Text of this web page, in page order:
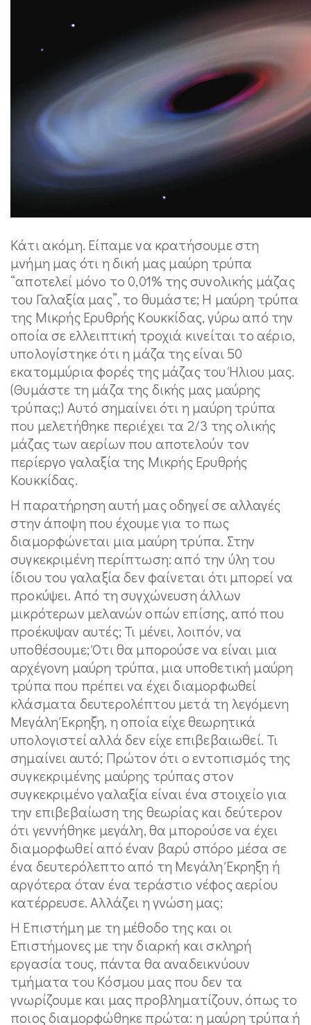
Κάτι ακόμη. Είπαμε να κρατήσουμε στη
μνήμη μας ότι η δική μας μαύρη τρύπα
“αποτελεί μόνο το 0,01% της συνολικής μάζας
του Γαλαξία μας”, το θυμάστε; Η μαύρη τρύπα
της Μικρής Ερυθρής Κουκκίδας, γύρω από την
οποία σε ελλειπτική τροχιά κινείται το αέριο,
υπολογίστηκε ότι η μάζα της είναι 50
εκατομμύρια φορές της μάζας του Ήλιου μας.
(Θυμάστε τη μάζα της δικής μας μαύρης
τρύπας;) Αυτό σημαίνει ότι η μαύρη τρύπα
που μελετήθηκε περιέχει τα 2/3 της ολικής
μάζας των αερίων που αποτελούν τον
περίεργο γαλαξία της Μικρής Ερυθρής
Κουκκίδας.
Η παρατήρηση αυτή μας οδηγεί σε αλλαγές
στην άποψη που έχουμε για το πως
διαμορφώνεται μια μαύρη τρύπα. Στην
συγκεκριμένη περίπτωση: από την ύλη του
ίδιου του γαλαξία δεν φαίνεται ότι μπορεί να
προκύψει. Από τη συγχώνευση άλλων
μικρότερων μελανών οπών επίσης, από που
προέκυψαν αυτές; Τι μένει, λοιπόν, να
υποθέσουμε; Ότι θα μπορούσε να είναι μια
αρχέγονη μαύρη τρύπα, μια υποθετική μαύρη
τρύπα που πρέπει να έχει διαμορφωθεί
κλάσματα δευτερολέπτου μετά τη λεγόμενη
Μεγάλη Έκρηξη, η οποία είχε θεωρητικά
υπολογιστεί αλλά δεν είχε επιβεβαιωθεί. Τι
σημαίνει αυτό; Πρώτον ότι ο εντοπισμός της
συγκεκριμένης μαύρης τρύπας στον
συγκεκριμένο γαλαξία είναι ένα στοιχείο για
την επιβεβαίωση της θεωρίας και δεύτερον
ότι γεννήθηκε μεγάλη, θα μπορούσε να έχει
διαμορφωθεί από έναν βαρύ σπόρο μέσα σε
ένα δευτερόλεπτο από τη Μεγάλη Έκρηξη ή
αργότερα όταν ένα τεράστιο νέφος αερίου
κατέρρευσε. Αλλάζει η γνώση μας;
Η Επιστήμη με τη μέθοδο της και οι
Επιστήμονες με την διαρκή και σκληρή
εργασία τους, πάντα θα αναδεικνύουν
τμήματα του Κόσμου μας που δεν τα
γνωρίζουμε και μας προβληματίζουν, όπως το
ποιος διαμορφώθηκε πρώτα: η μαύρη τρύπα ή